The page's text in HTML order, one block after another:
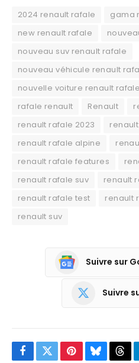
2024 renault rafale
gama
new renault rafale
nouveau suv renault rafale
nouveau véhicule renault
nouvelle voiture renault rafale
rafale renault
Renault
renault rafale 2023
renault rafale alpine
renault rafale features
renault rafale suv
renault
renault rafale test
renault
renault suv
Suivre sur
Suivre
Facebook
TwitterPinterestBluesky